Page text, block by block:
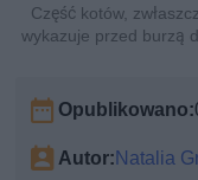
Część kotów,
wykazuje przed burzą
Opublikowano:
Autor:Natalia